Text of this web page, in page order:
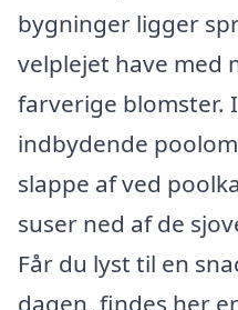
bygninger ligger
velplejet have med
farverige blomster.
indbydende
slappe af ved
suser ned af de
Får du lyst til en
dagen, findes her